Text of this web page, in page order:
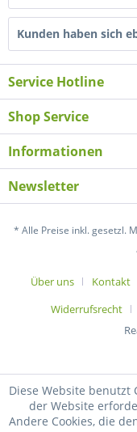
Kunden haben sich
Service Hotline
Shop Service
Informationen
Newsletter
* Alle Preise inkl. gesetzl.
Über uns Kontakt
Widerrufsrecht
Diese Website benutzt
der Website
Andere Cookies, die